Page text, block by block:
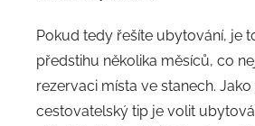
Pokud tedy řešíte ubytování, je
předstihu několika měsíců, co
rezervaci místa ve stanech.
cestovatelský tip je volit